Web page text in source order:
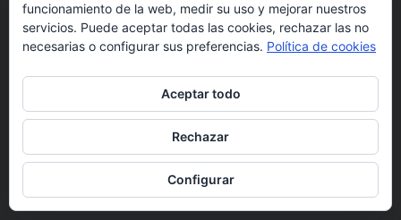
funcionamiento de la web, medir su uso y mejorar nuestros
servicios. Puede aceptar todas las cookies, rechazar las no
necesarias o configurar sus preferencias. Política de cookies
Aceptar todo
Rechazar
Configurar